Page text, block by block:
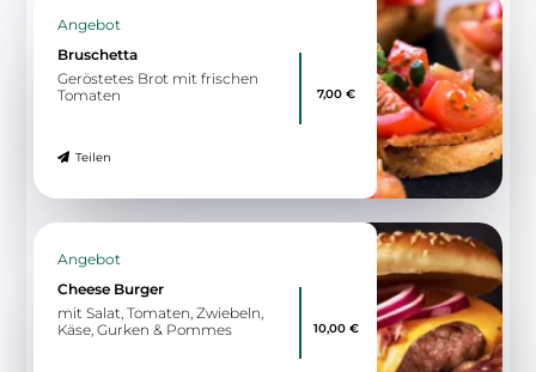
Angebot
Bruschetta
Geröstetes Brot mit frischen
Tomaten
Teilen
7,00 €
Angebot
Cheese Burger
mit Salat, Tomaten, Zwiebeln,
Käse, Gurken & Pommes
10,00 €